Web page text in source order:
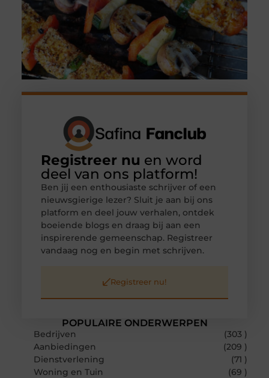
POPULAIRE ONDERWERPEN
Bedrijven
(303 )
Aanbiedingen
(209 )
Dienstverlening
(71 )
Woning en Tuin
(69 )
Registreer nu en word
deel van ons platform!
Ben jij een enthousiaste schrijver of een
nieuwsgierige lezer? Sluit je aan bij ons
platform en deel jouw verhalen, ontdek
boeiende blogs en draag bij aan een
inspirerende gemeenschap. Registreer
vandaag nog en begin met schrijven.
Registreer nu!